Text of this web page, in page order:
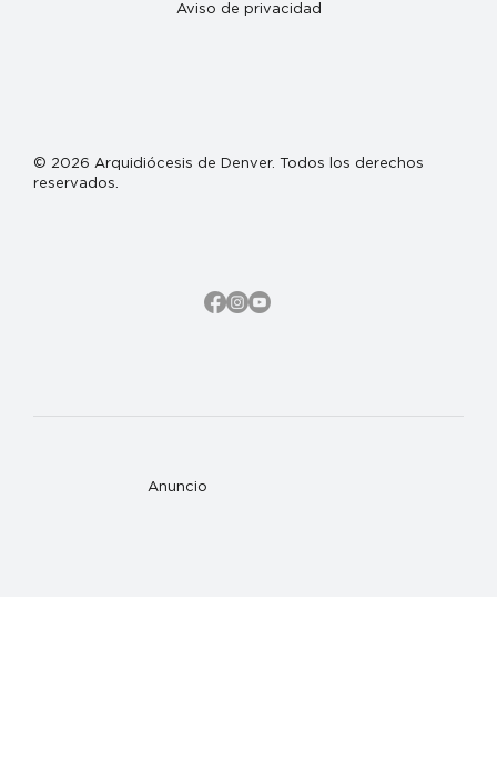
Anuncio
Aviso de privacidad
© 2026 Arquidiócesis de Denver. Todos los derechos
reservados.